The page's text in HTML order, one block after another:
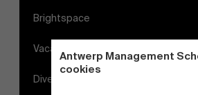
Antwerp Management
cookies
Brightspace
Vacatures
Diversiteits- en Inclusieplan